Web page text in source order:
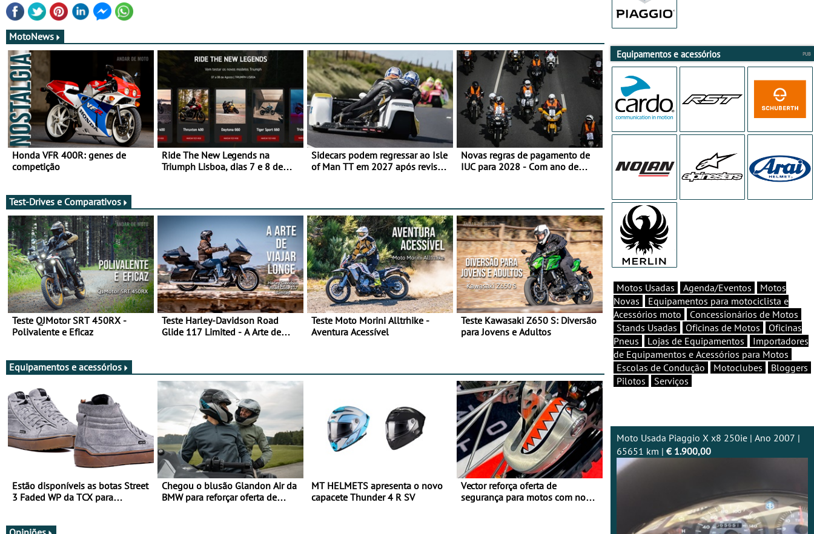
MotoNews
Honda VFR 400R: genes de
competição
Ride The New Legends na
Triumph Lisboa, dias 7 e 8 de
Sidecars podem regressar ao Isle
of Man TT em 2027 após revisão
Novas regras de pagamento de
IUC para 2028 - Com ano de
Test-Drives e Comparativos
Teste QJMotor SRT 450RX -
Polivalente e Eficaz
Teste Harley-Davidson Road
Glide 117 Limited - A Arte de
Teste Moto Morini Alltrhike -
Aventura Acessível
Teste Kawasaki Z650 S: Diversão
para Jovens e Adultos
Equipamentos e acessórios
Estão disponíveis as botas Street
3 Faded WP da TCX para
Chegou o blusão Glandon Air da
BMW para reforçar oferta de
MT HELMETS apresenta o novo
capacete Thunder 4 R SV
Vector reforça oferta de
segurança para motos com nova
Equipamentos e acessórios
Motos Usadas Agenda/Eventos
Motos
Novas
Equipamentos para motociclista e
Acessórios moto
Concessionários de Motos
Stands Usadas
Oficinas de Motos
Oficinas
Pneus
Lojas de Equipamentos
Importadores
de Equipamentos e Acessórios para Motos
Escolas de Condução
Motoclubes
Bloggers
Pilotos
Serviços
Moto Usada Piaggio X x8 250ie | Ano 2007 |
65651 km | € 1.900,00